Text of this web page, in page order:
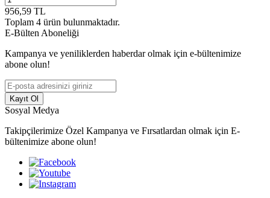
956,59 TL
Toplam 4 ürün bulunmaktadır.
E-Bülten Aboneliği
Kampanya ve yeniliklerden haberdar olmak için e-bültenimize
abone olun!
Kayıt Ol
Sosyal Medya
Takipçilerimize Özel Kampanya ve Fırsatlardan olmak için E-
bültenimize abone olun!